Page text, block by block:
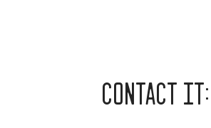
CONTACT it: